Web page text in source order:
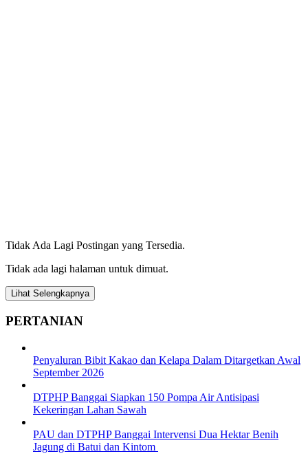
Tidak Ada Lagi Postingan yang Tersedia.
Tidak ada lagi halaman untuk dimuat.
Lihat Selengkapnya
PERTANIAN
Penyaluran Bibit Kakao dan Kelapa Dalam Ditargetkan Awal
September 2026
DTPHP Banggai Siapkan 150 Pompa Air Antisipasi
Kekeringan Lahan Sawah
PAU dan DTPHP Banggai Intervensi Dua Hektar Benih
Jagung di Batui dan Kintom